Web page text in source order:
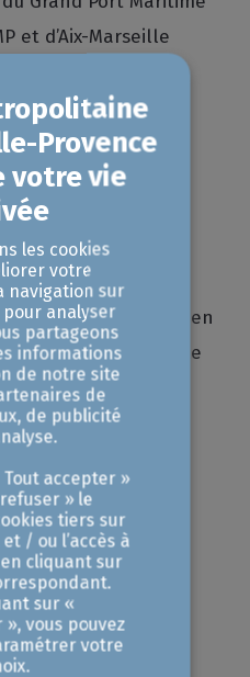
et d’Aix-Marseille
relaiera les défis
écosystème,
candidats et sera
la French Tech
pour les
l’Ecole Pratique
ou en
par l’école
contribuera aussi à
des élèves en
identifier des
jeunes talents du
les cookies
votre
navigation sur
analyser
partageons
informations
de notre site
de
de publicité
accepter »
» le
tiers sur
/ ou l’accès à
cliquant sur
sur «
vous pouvez
votre